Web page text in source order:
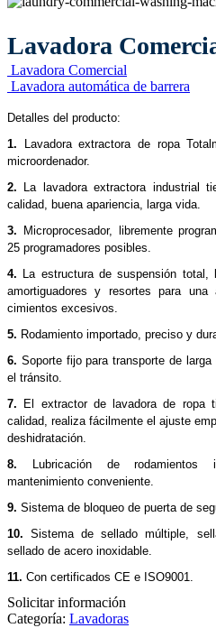
Lavadora
Lavadora Comercial
Lavadora automática de barrera
Detalles del producto:
1. Lavadora extractora de ropa
microordenador.
2. La lavadora extractora industrial
calidad, buena apariencia, larga vida.
3. Microprocesador, libremente
25 programadores posibles.
4. La estructura de suspensión
amortiguadores y resortes para una
cimientos excesivos.
5. Rodamiento importado, preciso y
6. Soporte fijo para transporte de
el tránsito.
7. El extractor de lavadora de ropa
calidad, realiza fácilmente el ajuste
deshidratación.
8. Lubricación de rodamientos
mantenimiento conveniente.
9. Sistema de bloqueo de puerta de
10. Sistema de sellado múltiple,
sellado de acero inoxidable.
11. Con certificados CE e ISO9001.
Solicitar información
Categoría: Lavadoras